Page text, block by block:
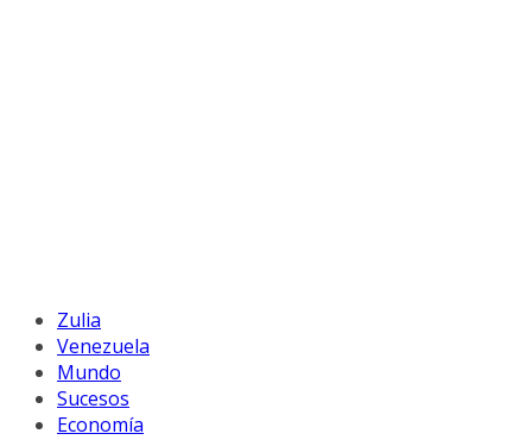
Zulia
Venezuela
Mundo
Sucesos
Economía